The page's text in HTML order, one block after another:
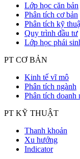
Lớp học căn bản
Phân tích cơ bản
Phân tích kỹ
Quy trình đầu tư
Lớp học phái
PT CƠ BẢN
Kinh tế vĩ mô
Phân tích ngành
Phân tích doanh
PT KỸ THUẬT
Thanh khoản
Xu hướng
Indicator